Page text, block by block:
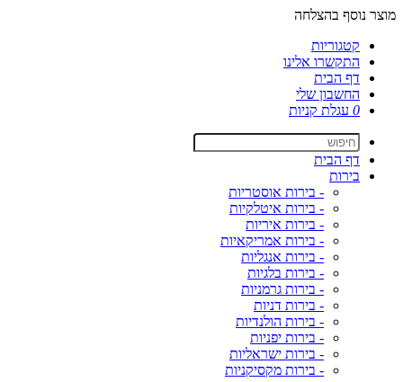
מוצר נוסף בהצלחה
קטגוריות
התקשרו אלינו
דף הבית
החשבון שלי
0 עגלת קניות
דף הבית
בירות
- בירות אוסטריות
- בירות איטלקיות
- בירות איריות
- בירות אמריקאיות
- בירות אנגליות
- בירות בלגיות
- בירות גרמניות
- בירות דניות
- בירות הולנדיות
- בירות יפניות
- בירות ישראליות
- בירות מקסיקניות